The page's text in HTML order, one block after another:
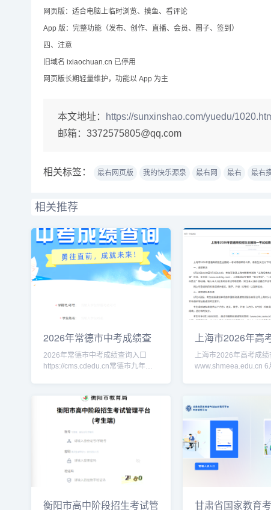
网页版：适合电脑上临时浏览、摸鱼、看评论
App 版：完整功能（发布、创作、直播、会员、圈子、签到）
四、注意
旧域名 ixiaochuan.cn 已停用
网页版长期轻量维护，功能以 App 为主
本文地址：
https://sunxinshao.com/yuedu/
邮箱： 3372575805@qq.com
相关标签： 最右网页版 我的快乐源泉 最右网 最右 最右
相关推荐
2026年常德市中考成绩查
询入口http
2026年常德市中考成绩查询入口
https://cms.cdedu.cn常德市九年级
上海市2026年高
询入口www.
上海市2026年高考成绩
www.shmeea.edu.cn 6月23日18:00
衡阳市高中阶段招生考试管 甘肃省国家教育